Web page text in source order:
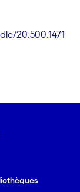
20.500.1471